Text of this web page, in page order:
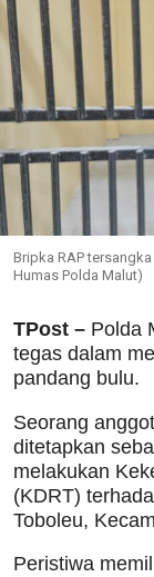
Bripka RAP
Humas Polda Malut)
TPost – Polda
tegas dalam
pandang bulu.
Seorang
ditetapkan
melakukan
(KDRT)
Toboleu,
Peristiwa